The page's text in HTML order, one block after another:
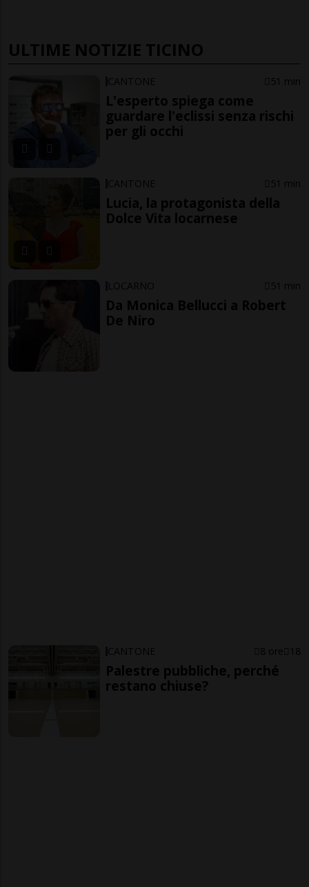
ULTIME NOTIZIE TICINO
CANTONE 51 min
L'esperto spiega come
guardare l'eclissi senza rischi
per gli occhi
CANTONE 51 min
Lucia, la protagonista della
Dolce Vita locarnese
LOCARNO 51 min
Da Monica Bellucci a Robert
De Niro
CANTONE 8 ore 18
Palestre pubbliche, perché
restano chiuse?